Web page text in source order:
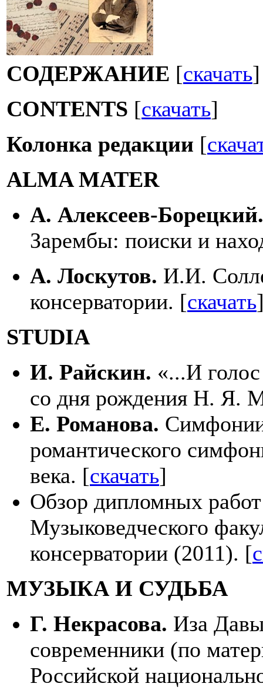
СОДЕРЖАНИЕ [скачать]
CONTENTS [скачать]
Колонка редакции [
ALMA MATER
А. Алексеев-
Зарембы: поиски и
А. Лоскутов. И.И.
консерватории. [скачать
STUDIA
И. Райскин. «...И
со дня рождения Н. Я.
Е. Романова.
романтического
века. [скачать]
Обзор дипломных
Музыковедческого
консерватории (2011). [
МУЗЫКА И СУДЬБА
Г. Некрасова. Иза
современники (по
Российской